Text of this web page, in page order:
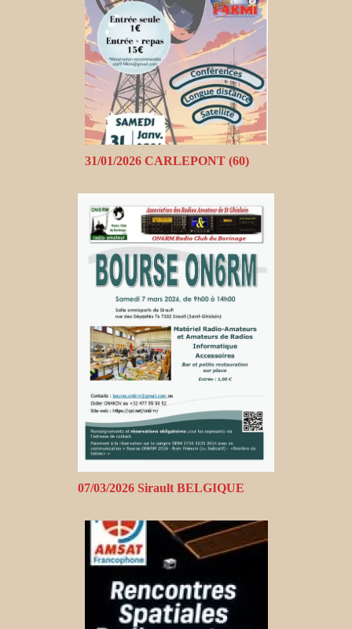
31/01/2026 CARLEPONT (60)
07/03/2026 Sirault BELGIQUE